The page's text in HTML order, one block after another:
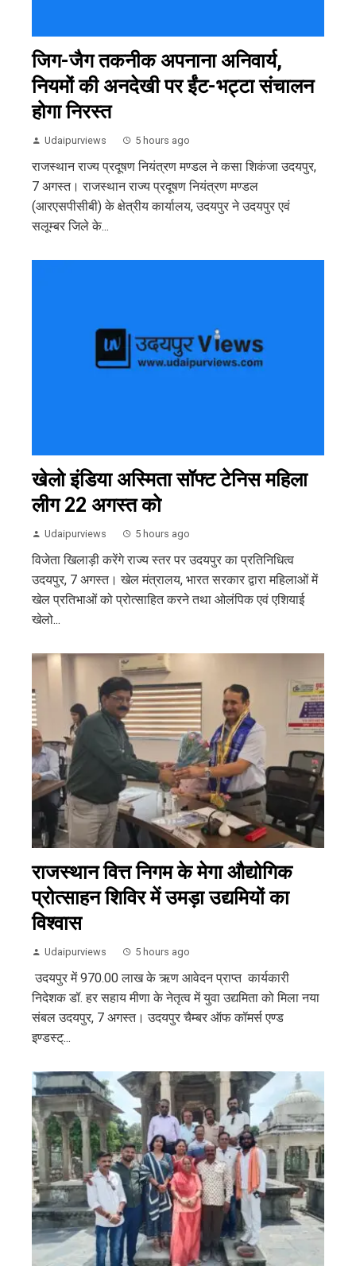
जिग-जैग तकनीक अपनाना अनिवार्य,
नियमों की अनदेखी पर ईंट-भट्टा संचालन
होगा निरस्त
Udaipurviews 5 hours ago
राजस्थान राज्य प्रदूषण नियंत्रण मण्डल ने कसा शिकंजा उदयपुर,
7 अगस्त। राजस्थान राज्य प्रदूषण नियंत्रण मण्डल
(आरएसपीसीबी) के क्षेत्रीय कार्यालय, उदयपुर ने उदयपुर एवं
सलूम्बर जिले के...
खेलो इंडिया अस्मिता सॉफ्ट टेनिस महिला
लीग 22 अगस्त को
Udaipurviews 5 hours ago
विजेता खिलाड़ी करेंगे राज्य स्तर पर उदयपुर का प्रतिनिधित्व
उदयपुर, 7 अगस्त। खेल मंत्रालय, भारत सरकार द्वारा महिलाओं में
खेल प्रतिभाओं को प्रोत्साहित करने तथा ओलंपिक एवं एशियाई
खेलो...
राजस्थान वित्त निगम के मेगा औद्योगिक
प्रोत्साहन शिविर में उमड़ा उद्यमियों का
विश्वास
Udaipurviews 5 hours ago
उदयपुर में 970.00 लाख के ऋण आवेदन प्राप्त कार्यकारी
निदेशक डॉ. हर सहाय मीणा के नेतृत्व में युवा उद्यमिता को मिला नया
संबल उदयपुर, 7 अगस्त। उदयपुर चैम्बर ऑफ कॉमर्स एण्ड
इण्डस्ट्...